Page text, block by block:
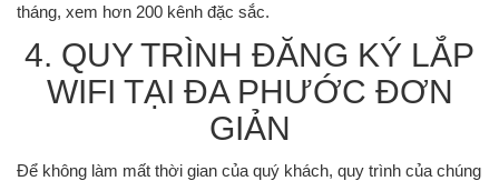
tháng, xem hơn 200 kênh đặc sắc.
4. QUY TRÌNH ĐĂNG KÝ LẮP
WIFI TẠI ĐA PHƯỚC ĐƠN
GIẢN
Để không làm mất thời gian của quý khách, quy trình của chúng